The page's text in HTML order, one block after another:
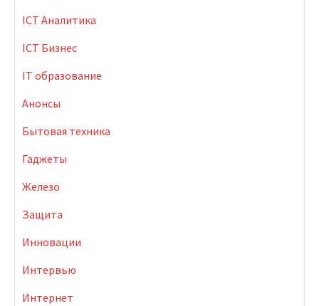
ICT Аналитика
ICT Бизнес
IT образование
Анонсы
Бытовая техника
Гаджеты
Железо
Защита
Инновации
Интервью
Интернет